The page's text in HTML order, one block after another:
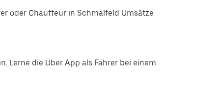
oder Chauffeur in Schmalfeld Umsätze
Lerne die Uber App als Fahrer bei einem